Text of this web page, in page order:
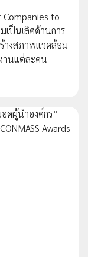
Companies to
เป็นเลิศด้านการ
างสภาพแวดล้อม
านแต่ละคน